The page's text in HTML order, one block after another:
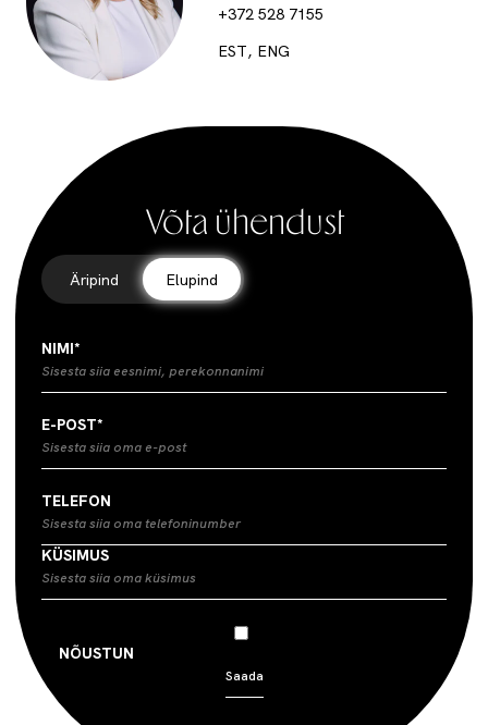
+372 528 7155
EST, ENG
Võta ühendust
Äripind Elupind
NIMI*
E-POST*
TELEFON
KÜSIMUS
NÕUSTUN